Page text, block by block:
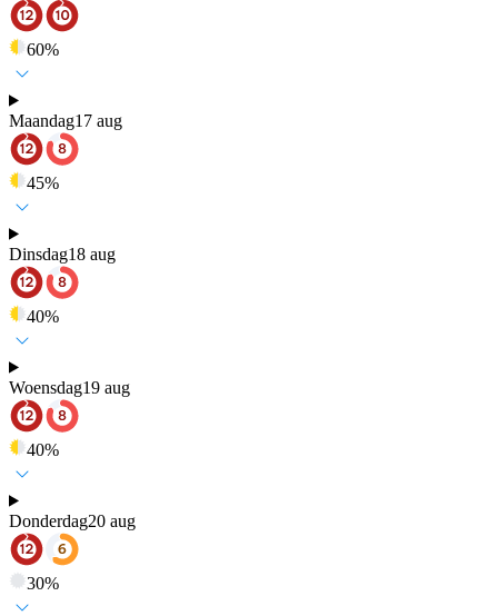
60%
Maandag17 aug
45%
Dinsdag18 aug
40%
Woensdag19 aug
40%
Donderdag20 aug
30%